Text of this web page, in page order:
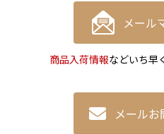
メール
商品入荷情報などいち早
メール